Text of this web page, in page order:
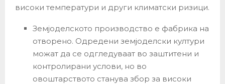
високи температури и други климатски ризици.
Земјоделското производство е фабрика на
отворено. Одредени земјоделски култури
можат да се одгледуваат во заштитени и
контролирани услови, но во
овоштарството станува збор за високи